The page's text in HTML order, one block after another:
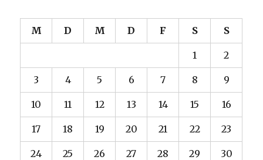
M D M D F S S
1 2
3 4 5 6 7 8 9
10 11 12 13 14 15 16
17 18 19 20 21 22 23
24 25 26 27 28 29 30